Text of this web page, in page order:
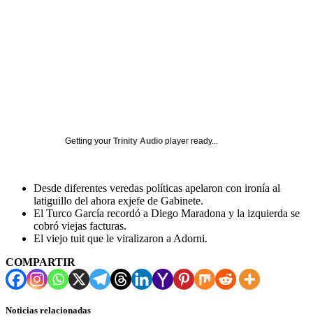
Getting your Trinity Audio player ready...
Desde diferentes veredas políticas apelaron con ironía al
latiguillo del ahora exjefe de Gabinete.
El Turco García recordó a Diego Maradona y la izquierda se
cobró viejas facturas.
El viejo tuit que le viralizaron a Adorni.
COMPARTIR
Noticias relacionadas